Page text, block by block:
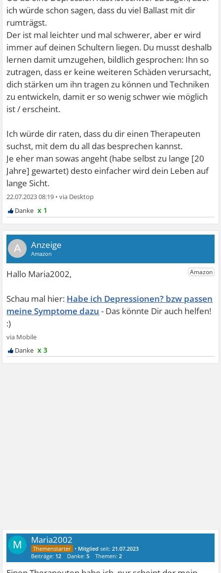
ich würde schon sagen, dass du viel Ballast mit dir
rumträgst.
Der ist mal leichter und mal schwerer, aber er wird
immer auf deinen Schultern liegen. Du musst deshalb
lernen damit umzugehen, bildlich gesprochen: Ihn so
zutragen, dass er keine weiteren Schäden verursacht,
dich stärken um ihn tragen zu können und Techniken
zu entwickeln, damit er so wenig schwer wie möglich
ist / erscheint.
Ich würde dir raten, dass du dir einen Therapeuten
suchst, mit dem du all das besprechen kannst.
Je eher man sowas angeht (habe selbst zu lange [20
Jahre] gewartet) desto einfacher wird dein Leben auf
lange Sicht.
22.07.2023 08:19 •
x 1
A
Habe ich Depressionen? bzw passen
meine Symptome dazu
x 3
M Maria2002
• Mitglied seit:21.07.2023
Beiträge: 12 Danke:5 Themen:2